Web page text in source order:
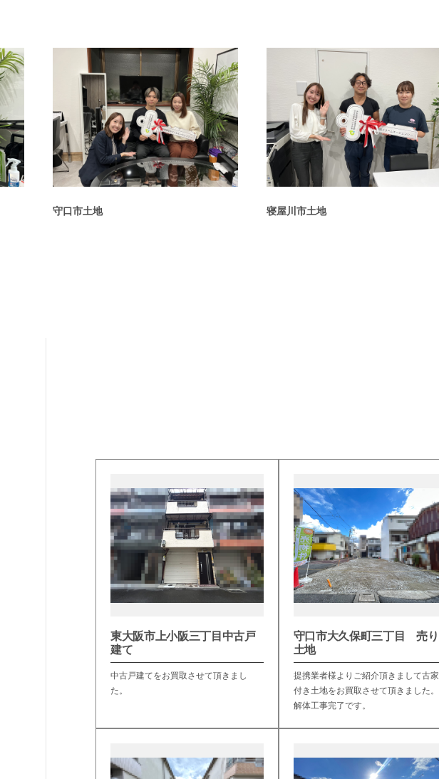
守口市土地 寝屋川市土地
東大阪市上小阪三丁目中古戸
建て
中古戸建てをお買取させて頂きまし
た。
守口市大久保町三丁目 売り
土地
提携業者様よりご紹介頂きまして古家
付き土地をお買取させて頂きました。
解体工事完了です。